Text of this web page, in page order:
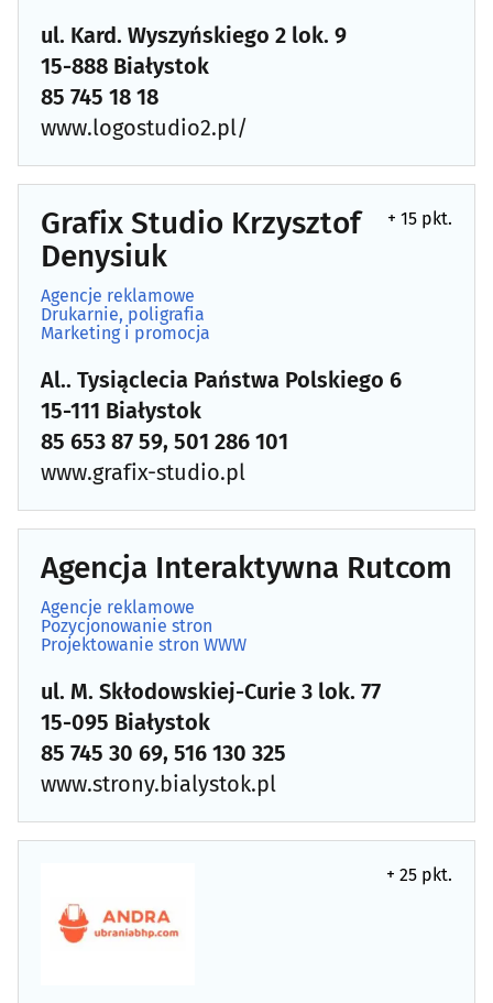
ul. Kard. Wyszyńskiego 2 lok. 9
15-888 Białystok
85 745 18 18
www.logostudio2.pl/
+ 15 pkt.
Grafix Studio Krzysztof
Denysiuk
Agencje reklamowe
Drukarnie, poligrafia
Marketing i promocja
Al.. Tysiąclecia Państwa Polskiego 6
15-111 Białystok
85 653 87 59, 501 286 101
www.grafix-studio.pl
Agencja Interaktywna Rutcom
Agencje reklamowe
Pozycjonowanie stron
Projektowanie stron WWW
ul. M. Skłodowskiej-Curie 3 lok. 77
15-095 Białystok
85 745 30 69, 516 130 325
www.strony.bialystok.pl
+ 25 pkt.